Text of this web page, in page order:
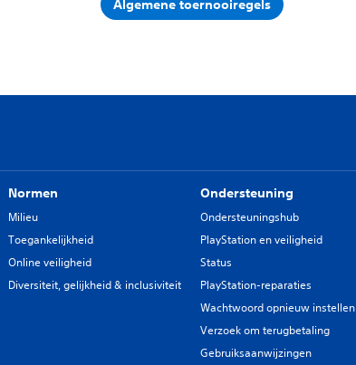
Algemene toernooiregels
Normen
Milieu
Toegankelijkheid
Online veiligheid
Diversiteit, gelijkheid & inclusiviteit
Ondersteuning
Ondersteuningshub
PlayStation en veiligheid
Status
PlayStation-reparaties
Wachtwoord opnieuw instellen
Verzoek om terugbetaling
Gebruiksaanwijzingen